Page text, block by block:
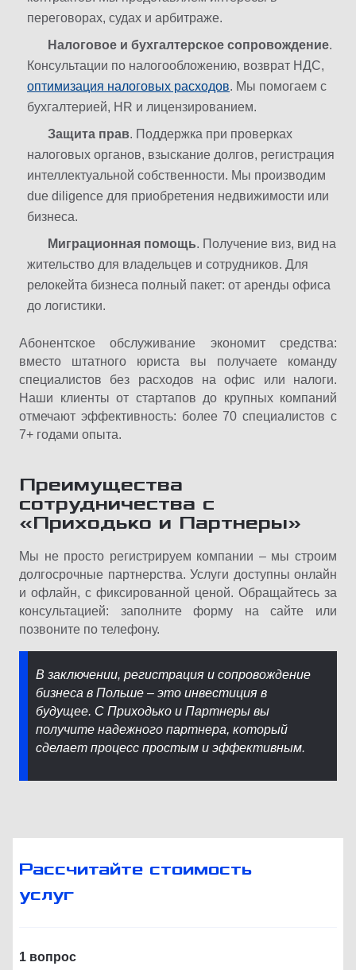
переговорах, судах и арбитраже.
Налоговое и бухгалтерское сопровождение.
Консультации по налогообложению, возврат НДС,
оптимизация налоговых расходов. Мы помогаем с
бухгалтерией, HR и лицензированием.
Защита прав. Поддержка при проверках
налоговых органов, взыскание долгов, регистрация
интеллектуальной собственности. Мы производим
due diligence для приобретения недвижимости или
бизнеса.
Миграционная помощь. Получение виз, вид на
жительство для владельцев и сотрудников. Для
релокейта бизнеса полный пакет: от аренды офиса
до логистики.
Абонентское обслуживание экономит средства:
вместо штатного юриста вы получаете команду
специалистов без расходов на офис или налоги.
Наши клиенты от стартапов до крупных компаний
отмечают эффективность: более 70 специалистов с
7+ годами опыта.
Преимущества
сотрудничества с
«Приходько и Партнеры»
Мы не просто регистрируем компании – мы строим
долгосрочные партнерства. Услуги доступны онлайн
и офлайн, с фиксированной ценой. Обращайтесь за
консультацией: заполните форму на сайте или
позвоните по телефону.
В заключении, регистрация и сопровождение
бизнеса в Польше – это инвестиция в
будущее. С Приходько и Партнеры вы
получите надежного партнера, который
сделает процесс простым и эффективным.
Рассчитайте стоимость
услуг
1 вопрос